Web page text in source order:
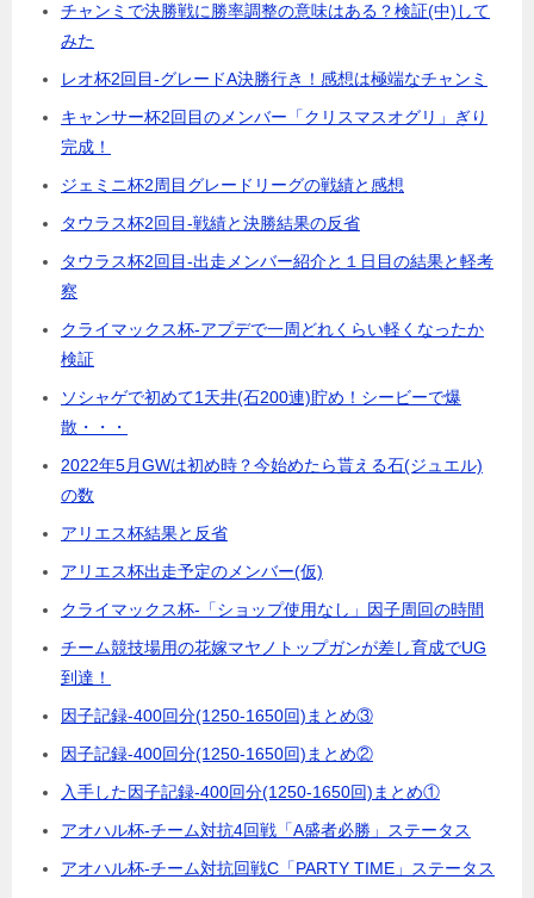
チャンミで決勝戦に勝率調整の意味はある？検証(中)して
みた
レオ杯2回目-グレードA決勝行き！感想は極端なチャンミ
キャンサー杯2回目のメンバー「クリスマスオグリ」ぎり
完成！
ジェミニ杯2周目グレードリーグの戦績と感想
タウラス杯2回目-戦績と決勝結果の反省
タウラス杯2回目-出走メンバー紹介と１日目の結果と軽考
察
クライマックス杯-アプデで一周どれくらい軽くなったか
検証
ソシャゲで初めて1天井(石200連)貯め！シービーで爆
散・・・
2022年5月GWは初め時？今始めたら貰える石(ジュエル)
の数
アリエス杯結果と反省
アリエス杯出走予定のメンバー(仮)
クライマックス杯-「ショップ使用なし」因子周回の時間
チーム競技場用の花嫁マヤノトップガンが差し育成でUG
到達！
因子記録-400回分(1250-1650回)まとめ③
因子記録-400回分(1250-1650回)まとめ②
入手した因子記録-400回分(1250-1650回)まとめ①
アオハル杯-チーム対抗4回戦「A盛者必勝」ステータス
アオハル杯-チーム対抗回戦C「PARTY TIME」ステータス